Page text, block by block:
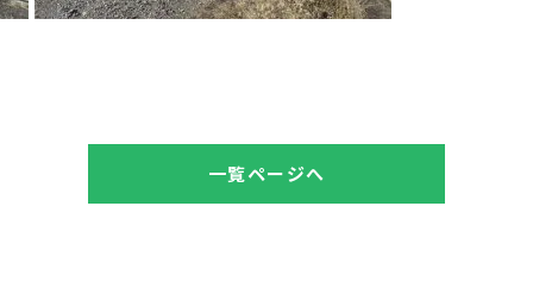
一覧ページへ